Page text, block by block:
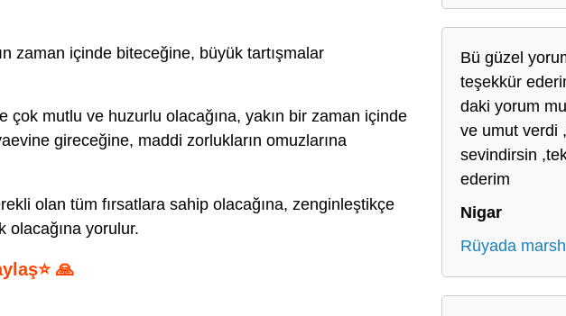
zaman içinde biteceğine, büyük tartışmalar
çok mutlu ve huzurlu olacağına, yakın bir zaman içinde
gireceğine, maddi zorlukların omuzlarına
olan tüm fırsatlara sahip olacağına, zenginleştikçe
olacağına yorulur.
🙏
Bü güzel
teşekkür
daki yorum
ve umut verdi
sevindirsin
ederim
Nigar
Rüyada